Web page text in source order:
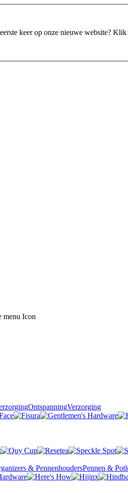
keer op onze nieuwe website? Klik
OntspanningVerzorging
& PennenhoudersPennen &